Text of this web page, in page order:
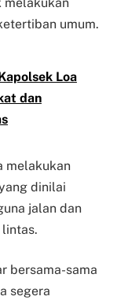
umum.
Loa
dan
melakukan
dinilai
jalan dan
bersama-sama
segera